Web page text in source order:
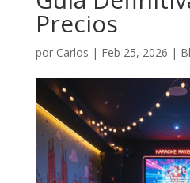
Precios
por Carlos | Feb 25, 2026 |